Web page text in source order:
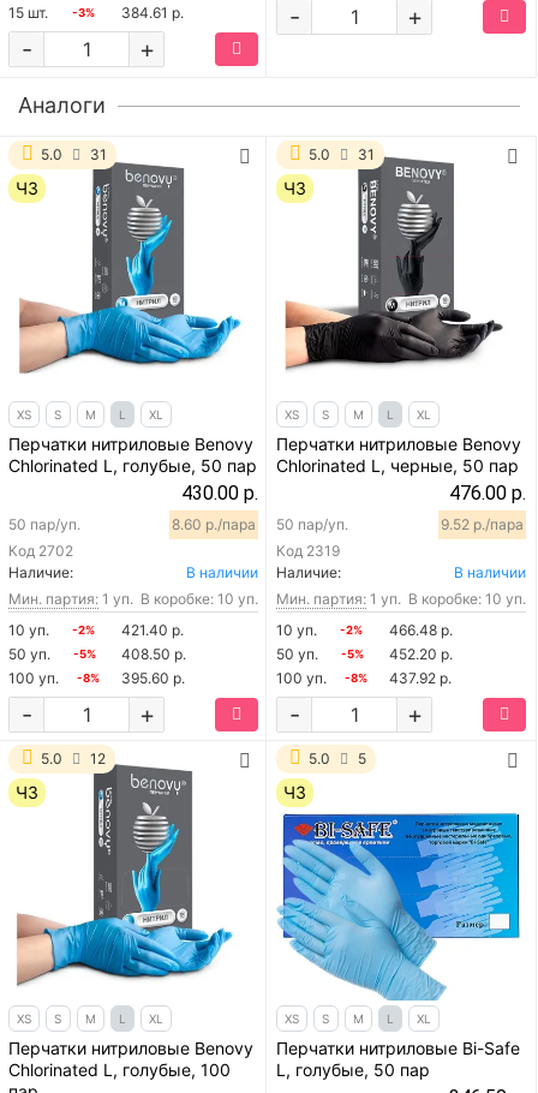
15 шт.
-3% 384.61 р.
+
-
+
-
Аналоги
5.0 31
ЧЗ
XS S M L XL
Перчатки нитриловые Benovy
Chlorinated L, голубые, 50 пар
430.00 р.
Код 2702
50 пар/уп. 8.60 р./пара
Наличие:
В наличии
Мин. партия: 1 уп. В коробке: 10 уп.
10 уп.
-2%
421.40 р.
50 уп.
-5%
408.50 р.
100 уп.
-8% 395.60 р.
+
-
5.0 31
ЧЗ
XS S M L XL
Перчатки нитриловые Benovy
Chlorinated L, черные, 50 пар
476.00 р.
Код 2319
50 пар/уп. 9.52 р./пара
Наличие:
В наличии
Мин. партия: 1 уп. В коробке: 10 уп.
10 уп.
-2%
466.48 р.
50 уп.
-5%
452.20 р.
100 уп.
-8% 437.92 р.
+
-
5.0 12
ЧЗ
XS S M L XL
Перчатки нитриловые Benovy
Chlorinated L, голубые, 100
5.0 5
ЧЗ
XS S M L XL
Перчатки нитриловые Bi-Safe
L, голубые, 50 пар